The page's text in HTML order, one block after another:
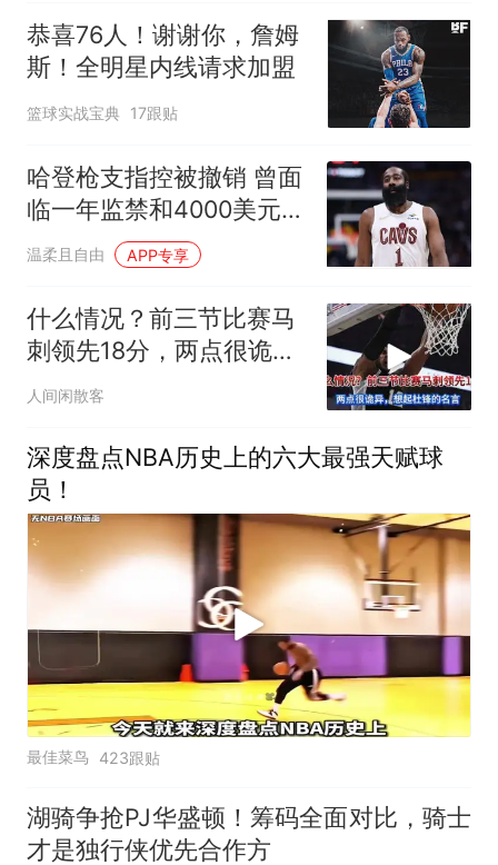
恭喜76人！谢谢你，詹姆
斯！全明星内线请求加盟
篮球实战宝典 17跟贴
哈登枪支指控被撤销 曾面
临一年监禁和4000美元罚
款
温柔且自由 APP专享
什么情况？前三节比赛马
刺领先18分，两点很诡
异，想起杜锋
人间闲散客
深度盘点NBA历史上的六大最强天赋球
员！
最佳菜鸟 423跟贴
湖骑争抢PJ华盛顿！筹码全面对比，骑士
才是独行侠优先合作方